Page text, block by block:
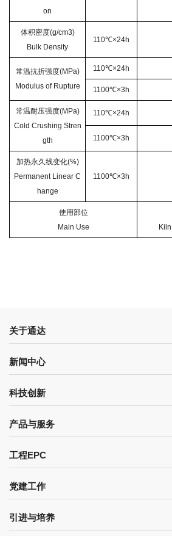
on
体积密度(g/cm3)
Bulk Density
110℃×24h
常温抗折强度(MPa)
Modulus of Rupture
110℃×24h
1100℃×3h
常温耐压强度(MPa)
Cold Crushing Stren
gth
110℃×24h
1100℃×3h
加热永久线变化(%)
Permanent Linear C
hange
1100℃×3h
使用部位
Main Use
关于通达
新闻中心
科技创新
产品与服务
工程EPC
党建工作
引进与培养